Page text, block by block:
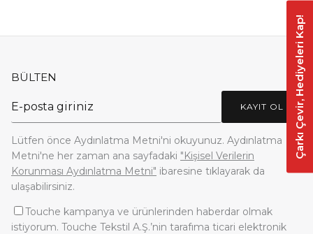
BÜLTEN
KAYIT OL
Lütfen önce Aydınlatma Metni'ni okuyunuz. Aydınlatma
Metni'ne her zaman ana sayfadaki "Kişisel Verilerin
Korunması Aydınlatma Metni" ibaresine tıklayarak da
ulaşabilirsiniz.
Touche kampanya ve ürünlerinden haberdar olmak
istiyorum. Touche Tekstil A.Ş.’nin tarafıma ticari elektronik
Çarkı Çevir, Hediyeleri Kap!